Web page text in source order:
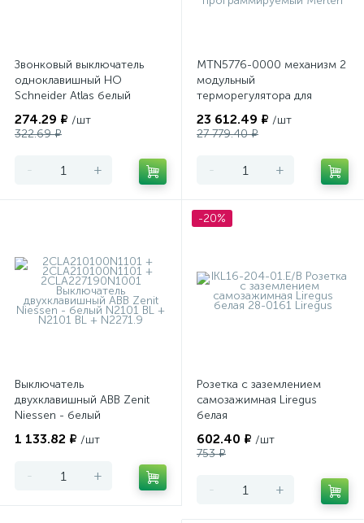
Звонковый выключатель
одноклавишный НО
Schneider Atlas белый
274.29 ₽ /шт
322.69 ₽
- +
MTN5776-0000 механизм 2
модульный
терморегулятора для
программируемый Merten
23 612.49 ₽ /шт
27 779.40 ₽
- +
Выключатель
двухклавишный ABB Zenit
Niessen - белый
1 133.82 ₽ /шт
- +
-20%
Розетка с заземлением
самозажимная Liregus
белая
602.40 ₽ /шт
753 ₽
- +